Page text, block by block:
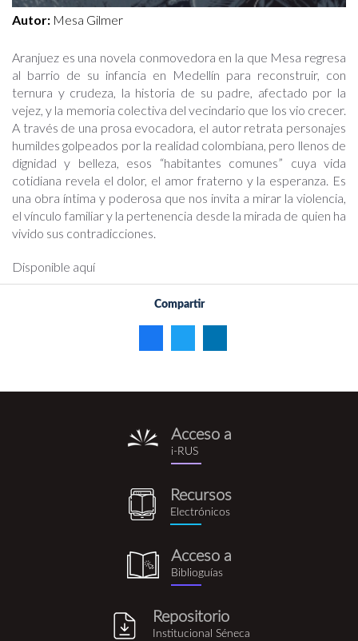
Autor: Mesa Gilmer
Aranjuez es una novela conmovedora en la que Mesa regresa
al barrio de su infancia en Medellín para reconstruir, con
ternura y crudeza, la historia de su padre, afectado por la
vejez, y la memoria colectiva del vecindario que los vio crecer.
A través de una prosa evocadora, el autor retrata personajes
humildes golpeados por la realidad colombiana, pero llenos de
dignidad y belleza, esos “habitantes comunes” cuya vida
cotidiana revela el dolor, el amor fraterno y la esperanza. Es
una obra íntima y poderosa que nos invita a mirar la violencia,
el vínculo familiar y la pertenencia desde la mirada de quien ha
vivido sus contradicciones.
Disponible aquí
Compartir
i-
rus.png
Acceso a
i-RUS
recursos_electronicos.png
Recursos
Electrónicos
biblioguia.png
Acceso a
Biblioguías
Repositorio
Institucional Séneca